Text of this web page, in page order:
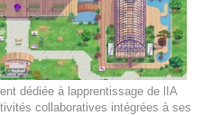
dédiée à lapprentissage de lIA
collaboratives intégrées à ses